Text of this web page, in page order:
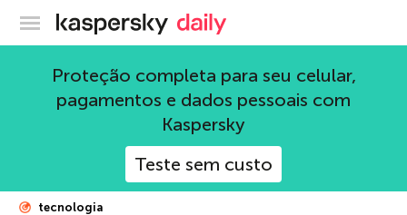
Blog oficial da Kaspersky
Proteção completa para seu celular,
pagamentos e dados pessoais com
Kaspersky
Teste sem custo
tecnologia